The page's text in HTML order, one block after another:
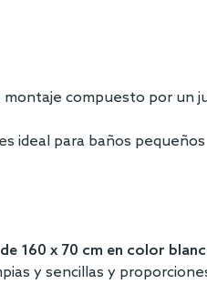
compuesto por un
ideal para baños pequeños
160 x 70 cm en color
y sencillas y